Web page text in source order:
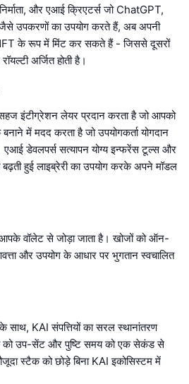
और एआई क्रिएटर्स जो ChatGPT,
उपकरणों का उपयोग करते हैं, अब अपनी
के रूप में मिंट कर सकते हैं - जिससे दूसरों
अर्जित होती है।
इंटीग्रेशन लेयर प्रदान करता है जो आपको
में मदद करता है जो उपयोगकर्ता योगदान
डेवलपर्स सत्यापन योग्य इन्फरेंस टूल्स और
हुई लाइब्रेरी का उपयोग करके अपने मॉडल
वॉलेट से जोड़ा जाता है। खोजों को ऑन-
और उपयोग के आधार पर भुगतान स्वचालित
KAI संपत्तियों का सरल स्थानांतरण
को उप-सेंट और पुष्टि समय को एक सेकंड से
स्टैक को छोड़े बिना KAI इकोसिस्टम में